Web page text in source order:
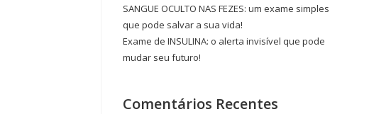
SANGUE OCULTO NAS FEZES: um exame simples
que pode salvar a sua vida!
Exame de INSULINA: o alerta invisível que pode
mudar seu futuro!
Comentários Recentes